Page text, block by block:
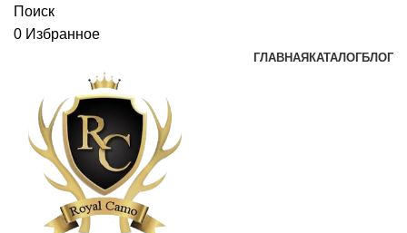
Поиск
0 Избранное
ГЛАВНАЯ КАТАЛОГБЛОГ